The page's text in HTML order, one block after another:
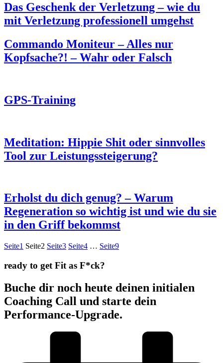
Das Geschenk der Verletzung – wie du
mit Verletzung professionell umgehst
Commando Moniteur – Alles nur
Kopfsache?! – Wahr oder Falsch
GPS-Training
Meditation: Hippie Shit oder sinnvolles
Tool zur Leistungssteigerung?
Erholst du dich genug? – Warum
Regeneration so wichtig ist und wie du sie
in den Griff bekommst
Seite1 Seite2 Seite3 Seite4 … Seite9
ready to get Fit as F*ck?
Buche dir noch heute deinen initialen
Coaching Call und starte dein
Performance-Upgrade.